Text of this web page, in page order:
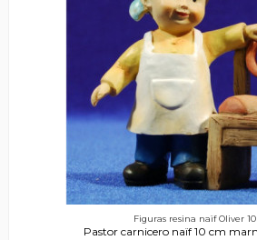
Figuras resina naïf Oliver
Pastor carnicero naïf 10 cm